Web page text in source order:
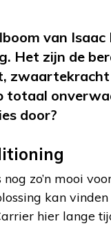
van
Het zijn de
totaal
door?
nog zo’n mooi
kan
hier lange